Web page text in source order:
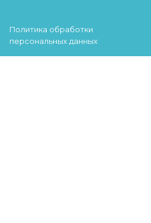
Политика обработки
персональных данных